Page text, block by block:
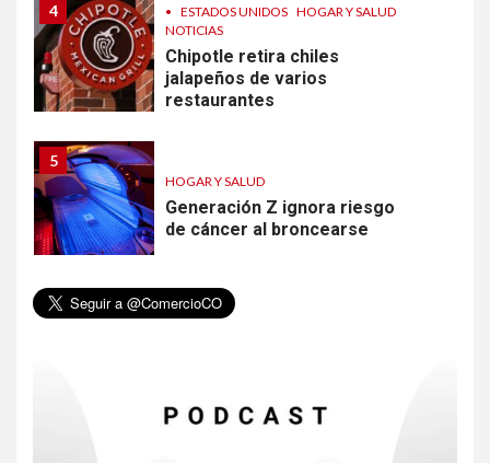
4 • ESTADOS UNIDOS HOGAR Y SALUD
NOTICIAS
Chipotle retira chiles
jalapeños de varios
restaurantes
5
HOGAR Y SALUD
Generación Z ignora riesgo
de cáncer al broncearse
6